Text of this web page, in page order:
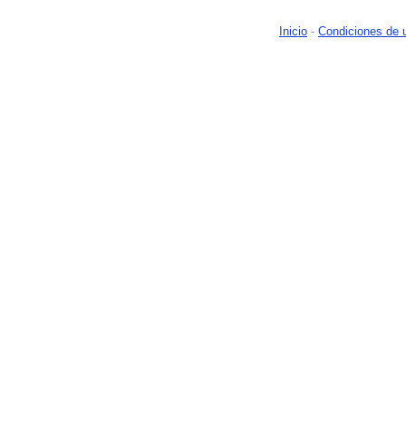
Inicio - Condiciones de